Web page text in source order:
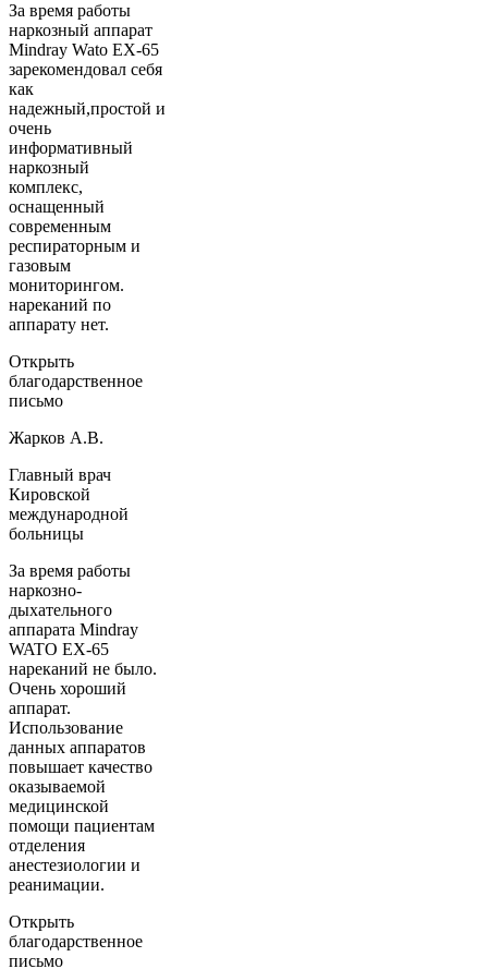
За время работы
наркозный аппарат
Mindray Wato EX-65
зарекомендовал себя
как
надежный,простой и
очень
информативный
наркозный
комплекс,
оснащенный
современным
респираторным и
газовым
мониторингом.
нареканий по
аппарату нет.
Открыть
благодарственное
письмо
Жарков А.В.
Главный врач
Кировской
международной
больницы
За время работы
наркозно-
дыхательного
аппарата Mindray
WATO EX-65
нареканий не было.
Очень хороший
аппарат.
Использование
данных аппаратов
повышает качество
оказываемой
медицинской
помощи пациентам
отделения
анестезиологии и
реанимации.
Открыть
благодарственное
письмо